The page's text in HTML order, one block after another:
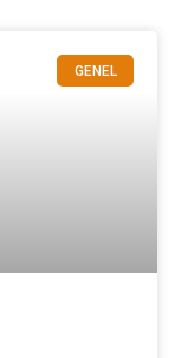
GENEL